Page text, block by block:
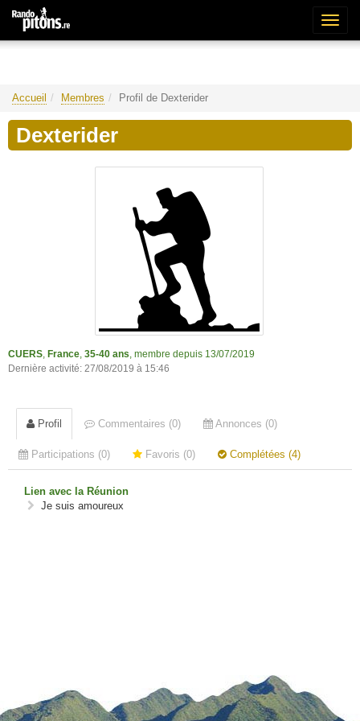
Accueil Membres Profil de Dexterider
Dexterider
CUERS France 35-40 ans , membre depuis 13/07/2019
Dernière activité: 27/08/2019 à 15:46
Profil Commentaires (0) Annonces (0)
Participations (0) Favoris (0) Complétées (4)
Lien avec la Réunion
Je suis amoureux